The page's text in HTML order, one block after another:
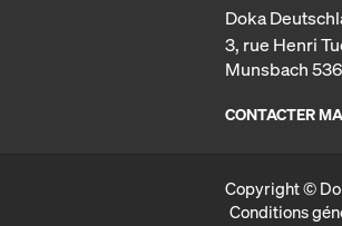
Doka
3, rue Henri
Munsbach
CONTACTER
Copyright ©
Conditions